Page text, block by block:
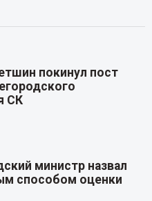
покинул пост
СК
министр назвал
способом оценки